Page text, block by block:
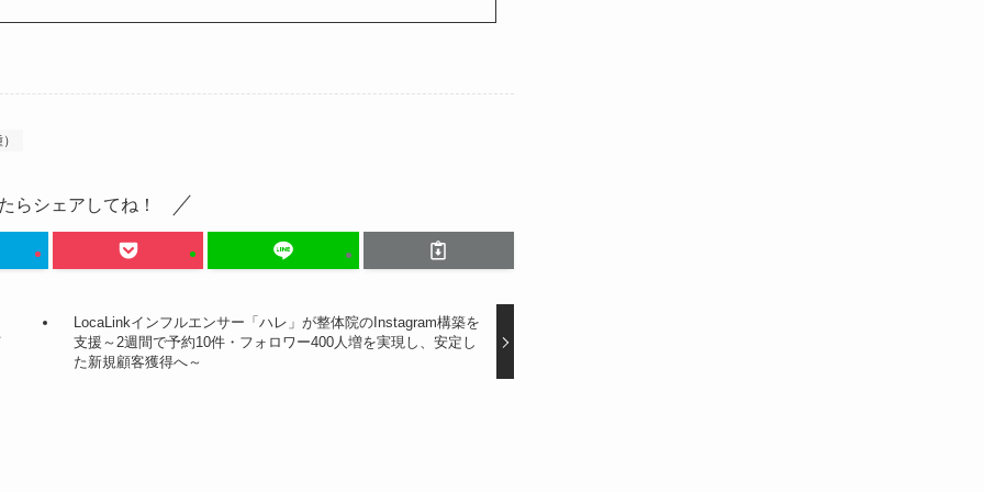
らシェアしてね！
LocaLinkインフルエンサー「ハレ」が整体院のInstagram構築を
支援～2週間で予約10件・フォロワー400人増を実現し、安定し
た新規顧客獲得へ～